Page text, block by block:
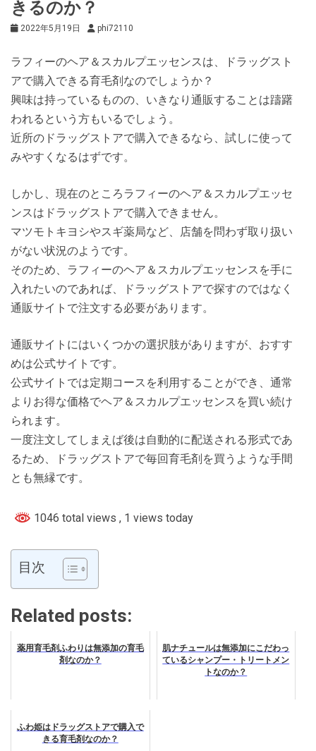
きるのか？
2022年5月19日 phi72110
ラフィーのヘア＆スカルプエッセンスは、ドラッグスト
アで購入できる育毛剤なのでしょうか？
興味は持っているものの、いきなり通販することは躊躇
われるという方もいるでしょう。
近所のドラッグストアで購入できるなら、試しに使って
みやすくなるはずです。
しかし、現在のところラフィーのヘア＆スカルプエッセ
ンスはドラッグストアで購入できません。
マツモトキヨシやスギ薬局など、店舗を問わず取り扱い
がない状況のようです。
そのため、ラフィーのヘア＆スカルプエッセンスを手に
入れたいのであれば、ドラッグストアで探すのではなく
通販サイトで注文する必要があります。
通販サイトにはいくつかの選択肢がありますが、おすす
めは公式サイトです。
公式サイトでは定期コースを利用することができ、通常
よりお得な価格でヘア＆スカルプエッセンスを買い続け
られます。
一度注文してしまえば後は自動的に配送される形式であ
るため、ドラッグストアで毎回育毛剤を買うような手間
とも無縁です。
1046 total views , 1 views today
目次
Related posts:
薬用育毛剤ふわりは無添加の育毛
剤なのか？
肌ナチュールは無添加にこだわっ
ているシャンプー・トリートメン
トなのか？
ふわ姫はドラッグストアで購入で
きる育毛剤なのか？